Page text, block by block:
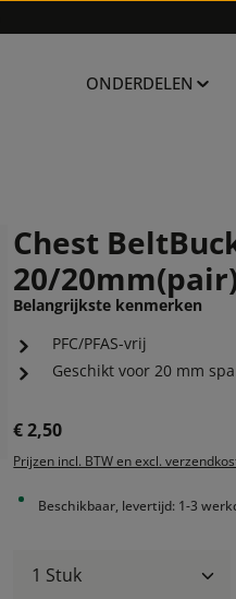
ONDERDELEN
Chest
20/
Belangrijkste kenmerken
PFC/PFAS-vrij
Geschikt voor 20 mm
Normale prijs:
€ 2,50
Prijzen incl. BTW en excl.
Beschikbaar, levertijd: 1-3